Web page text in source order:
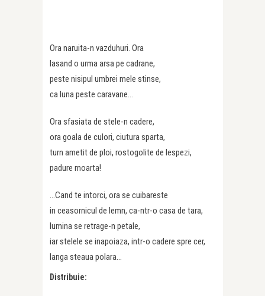
Ora naruita-n vazduhuri. Ora
lasand o urma arsa pe cadrane,
peste nisipul umbrei mele stinse,
ca luna peste caravane…
Ora sfasiata de stele-n cadere,
ora goala de culori, ciutura sparta,
turn ametit de ploi, rostogolite de lespezi,
padure moarta!
…Cand te intorci, ora se cuibareste
in ceasornicul de lemn, ca-ntr-o casa de tara,
lumina se retrage-n petale,
iar stelele se inapoiaza, intr-o cadere spre cer,
langa steaua polara…
Distribuie: